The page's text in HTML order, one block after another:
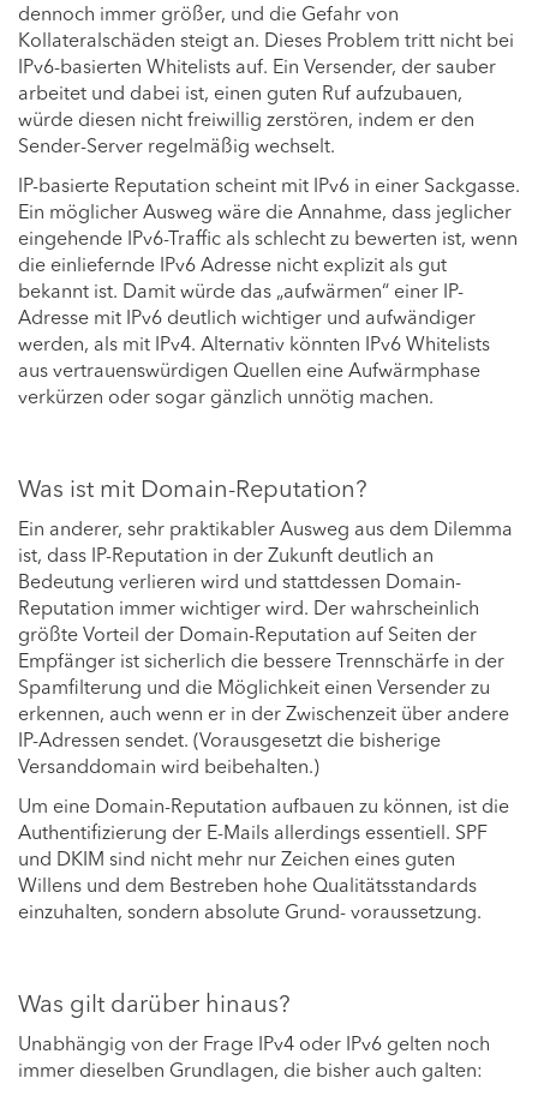
dennoch immer größer, und die Gefahr von
Kollateralschäden steigt an. Dieses Problem tritt nicht bei
IPv6-basierten Whitelists auf. Ein Versender, der sauber
arbeitet und dabei ist, einen guten Ruf aufzubauen,
würde diesen nicht freiwillig zerstören, indem er den
Sender-Server regelmäßig wechselt.
IP-basierte Reputation scheint mit IPv6 in einer Sackgasse.
Ein möglicher Ausweg wäre die Annahme, dass jeglicher
eingehende IPv6-Traffic als schlecht zu bewerten ist, wenn
die einliefernde IPv6 Adresse nicht explizit als gut
bekannt ist. Damit würde das „aufwärmen“ einer IP-
Adresse mit IPv6 deutlich wichtiger und aufwändiger
werden, als mit IPv4. Alternativ könnten IPv6 Whitelists
aus vertrauenswürdigen Quellen eine Aufwärmphase
verkürzen oder sogar gänzlich unnötig machen.
Was ist mit Domain-Reputation?
Ein anderer, sehr praktikabler Ausweg aus dem Dilemma
ist, dass IP-Reputation in der Zukunft deutlich an
Bedeutung verlieren wird und stattdessen Domain-
Reputation immer wichtiger wird. Der wahrscheinlich
größte Vorteil der Domain-Reputation auf Seiten der
Empfänger ist sicherlich die bessere Trennschärfe in der
Spamfilterung und die Möglichkeit einen Versender zu
erkennen, auch wenn er in der Zwischenzeit über andere
IP-Adressen sendet. (Vorausgesetzt die bisherige
Versanddomain wird beibehalten.)
Um eine Domain-Reputation aufbauen zu können, ist die
Authentifizierung der E-Mails allerdings essentiell. SPF
und DKIM sind nicht mehr nur Zeichen eines guten
Willens und dem Bestreben hohe Qualitätsstandards
einzuhalten, sondern absolute Grund- voraussetzung.
Was gilt darüber hinaus?
Unabhängig von der Frage IPv4 oder IPv6 gelten noch
immer dieselben Grundlagen, die bisher auch galten: